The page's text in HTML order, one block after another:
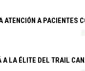
A PACIENTES
A LA ÉLITE DEL TRAIL